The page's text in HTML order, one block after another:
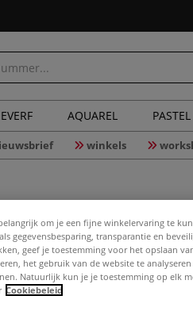
AQUAREL PASTEL
winkels
om je een fijne winkelervaring te
gegevensbesparing, transparantie en
geef je toestemming voor het opslaan
het gebruik van de website te
Natuurlijk kun je je toestemming op elk
Cookiebeleid